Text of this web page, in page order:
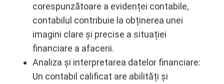
corespunzătoare a evidenței contabile,
contabilul contribuie la obținerea unei
imagini clare și precise a situației
financiare a afacerii.
Analiza și interpretarea datelor financiare:
Un contabil calificat are abilități și